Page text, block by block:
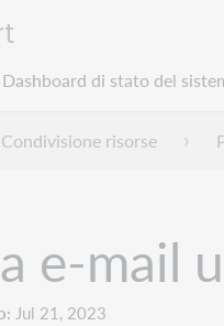
Dashboard di stato del
la gerarchia globale
Condivisione risorse
e-mail
Jul 21, 2023